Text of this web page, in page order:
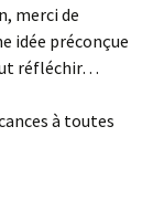
merci de
idée préconçue
réfléchir…
à toutes